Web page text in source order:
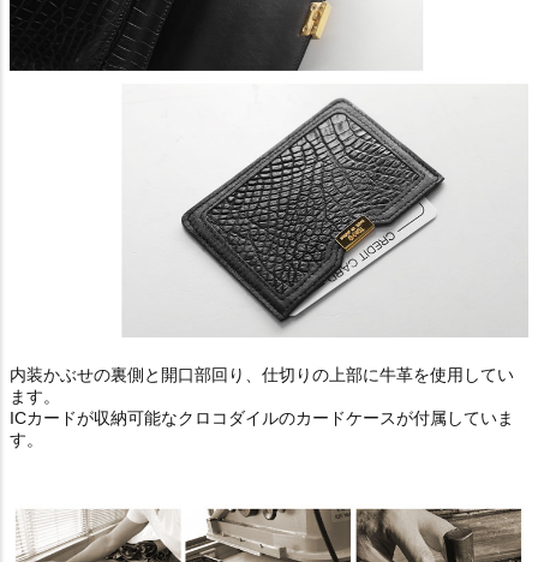
内装かぶせの裏側と開口部回り、仕切りの上部に牛革を使用してい
ます。
ICカードが収納可能なクロコダイルのカードケースが付属していま
す。